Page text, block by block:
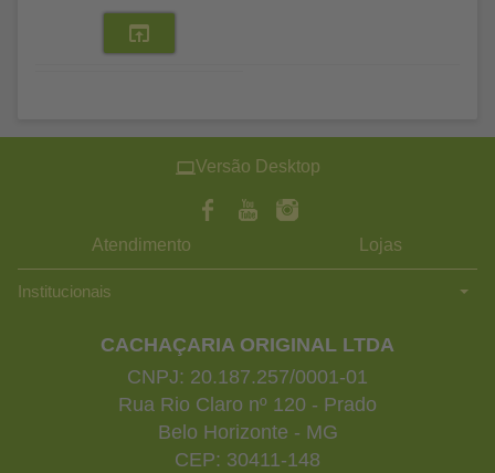
Versão Desktop
Atendimento Lojas
Institucionais
CACHAÇARIA ORIGINAL LTDA
CNPJ: 20.187.257/0001-01
Rua Rio Claro nº 120 - Prado
Belo Horizonte - MG
CEP: 30411-148